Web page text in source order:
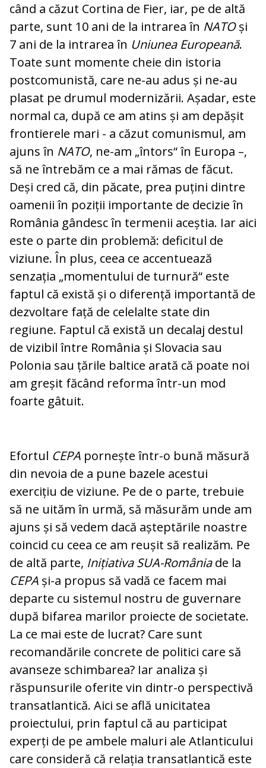
când a căzut Cortina de Fier, iar, pe de altă
parte, sunt 10 ani de la intrarea în NATOși
7 ani de la intrarea în Uniunea Europeană.
Toate sunt momente cheie din istoria
postcomunistă, care ne-au adus și ne-au
plasat pe drumul modernizării. Așadar, este
normal ca, după ce am atins și am depășit
frontierele mari - a căzut comunismul, am
ajuns în NATO, ne-am „întors“ în Europa –,
să ne întrebăm ce a mai rămas de făcut.
Deși cred că, din păcate, prea puțini dintre
oamenii în poziții importante de decizie în
România gândesc în termenii aceștia. Iar aici
este o parte din problemă: deficitul de
viziune. În plus, ceea ce accentuează
senzația „momentului de turnură“ este
faptul că există și o diferență importantă de
dezvoltare față de celelalte state din
regiune. Faptul că există un decalaj destul
de vizibil între România și Slovacia sau
Polonia sau țările baltice arată că poate noi
am greșit făcând reforma într-un mod
foarte gâtuit.
Efortul CEPA pornește într-o bună măsură
din nevoia de a pune bazele acestui
exercițiu de viziune. Pe de o parte, trebuie
să ne uităm în urmă, să măsurăm unde am
ajuns și să vedem dacă așteptările noastre
coincid cu ceea ce am reușit să realizăm. Pe
de altă parte, Inițiativa SUA-Româniade la
CEPA și-a propus să vadă ce facem mai
departe cu sistemul nostru de guvernare
după bifarea marilor proiecte de societate.
La ce mai este de lucrat? Care sunt
recomandările concrete de politici care să
avanseze schimbarea? Iar analiza și
răspunsurile oferite vin dintr-o perspectivă
transatlantică. Aici se află unicitatea
proiectului, prin faptul că au participat
experți de pe ambele maluri ale Atlanticului
care consideră că relația transatlantică este